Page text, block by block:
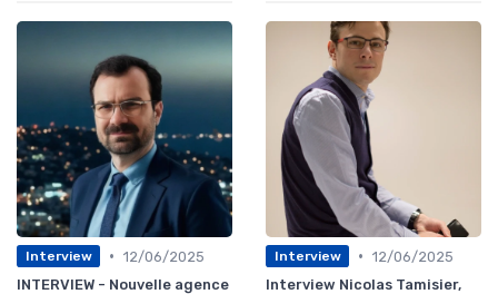
Interview • 12/06/2025
INTERVIEW - Nouvelle agence
Interview • 12/06/2025
Interview Nicolas Tamisier,